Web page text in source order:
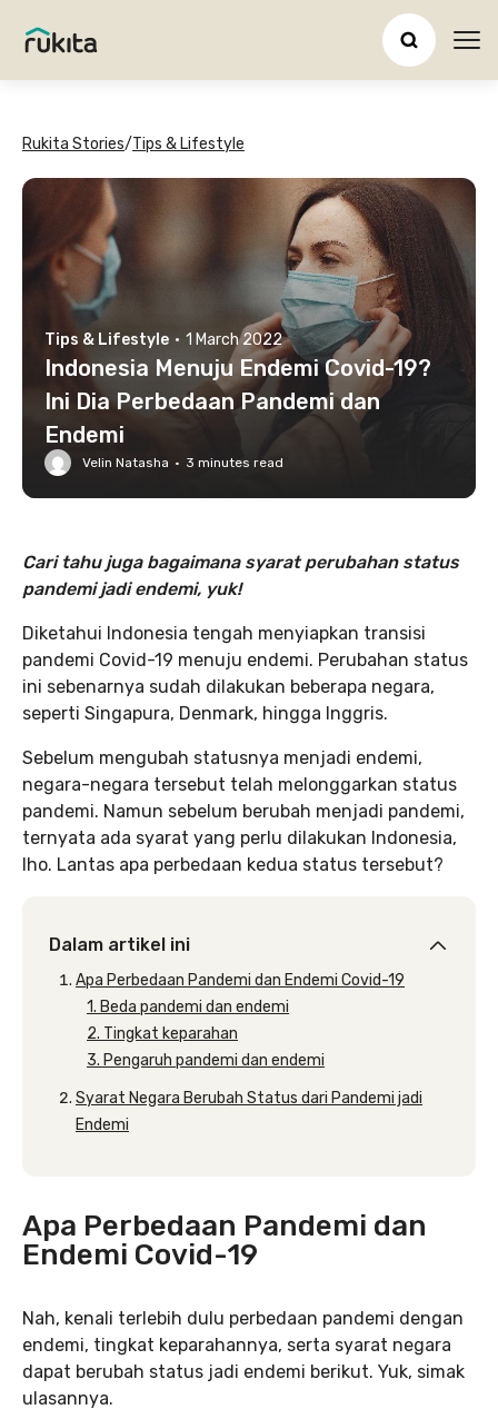
Rukita Stories/Tips & Lifestyle
Tips & Lifestyle · 1 March 2022
Indonesia Menuju Endemi Covid-19?
Ini Dia Perbedaan Pandemi dan
Endemi
Velin Natasha · 3 minutes read
Cari tahu juga bagaimana syarat perubahan status
pandemi jadi endemi, yuk!
Diketahui Indonesia tengah menyiapkan transisi
pandemi Covid-19 menuju endemi. Perubahan status
ini sebenarnya sudah dilakukan beberapa negara,
seperti Singapura, Denmark, hingga Inggris.
Sebelum mengubah statusnya menjadi endemi,
negara-negara tersebut telah melonggarkan status
pandemi. Namun sebelum berubah menjadi pandemi,
ternyata ada syarat yang perlu dilakukan Indonesia,
lho. Lantas apa perbedaan kedua status tersebut?
Dalam artikel ini
Apa Perbedaan Pandemi dan Endemi Covid-19
1. Beda pandemi dan endemi
2. Tingkat keparahan
3. Pengaruh pandemi dan endemi
Syarat Negara Berubah Status dari Pandemi jadi
Endemi
Apa Perbedaan Pandemi dan
Endemi Covid-19
Nah, kenali terlebih dulu perbedaan pandemi dengan
endemi, tingkat keparahannya, serta syarat negara
dapat berubah status jadi endemi berikut. Yuk, simak
ulasannya.